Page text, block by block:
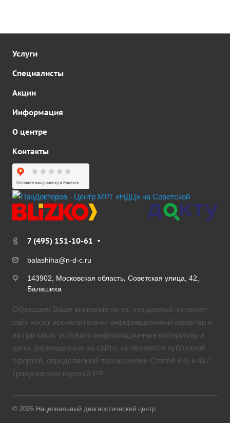
Услуги
Специалисты
Акции
Информация
О центре
Контакты
7 (495) 151-10-61
balashiha@n-d-c.ru
143902, Московская область, Советская улица, 42,
Балашиха
Обращаем Ваше внимание на то, что данный интернет-
сайт носит исключительно информационный характер и
ни при каких условиях информационные материалы и
цены, размещенные на сайте, не являются публичной
офертой, определяемой положениями Статей 435 и 437
Гражданского кодекса РФ.
© 2026 Национальный диагностический центр